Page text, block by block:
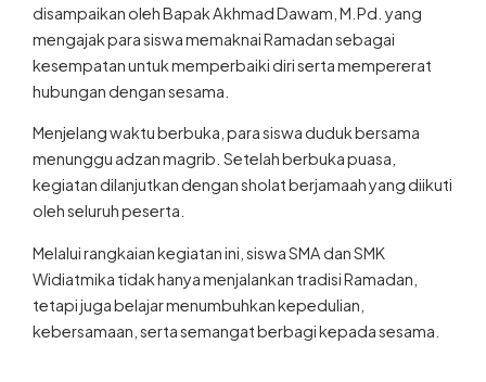
disampaikan oleh Bapak Akhmad Dawam, M.Pd. yang
mengajak para siswa memaknai Ramadan sebagai
kesempatan untuk memperbaiki diri serta mempererat
hubungan dengan sesama.
Menjelang waktu berbuka, para siswa duduk bersama
menunggu adzan magrib. Setelah berbuka puasa,
kegiatan dilanjutkan dengan sholat berjamaah yang diikuti
oleh seluruh peserta.
Melalui rangkaian kegiatan ini, siswa SMA dan SMK
Widiatmika tidak hanya menjalankan tradisi Ramadan,
tetapi juga belajar menumbuhkan kepedulian,
kebersamaan, serta semangat berbagi kepada sesama.